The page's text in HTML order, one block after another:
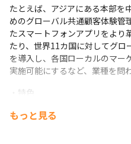
たとえば、アジアにある本部を
めのグローバル共通顧客体験管
たスマートフォンアプリをより
たり、世界11カ国に対してグロ
を導入し、各国ローカルのマー
実施可能にするなど、業種を問
・特色
Experience Partner Awards
もっと見る